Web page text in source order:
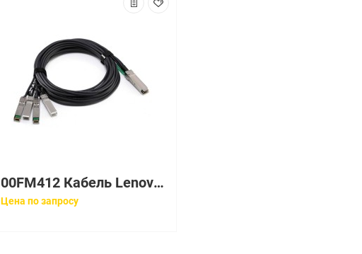
00FM412 Кабель Lenovo 1m MPO-4xLC OM3 MMF Breakout Cable
Цена по запросу